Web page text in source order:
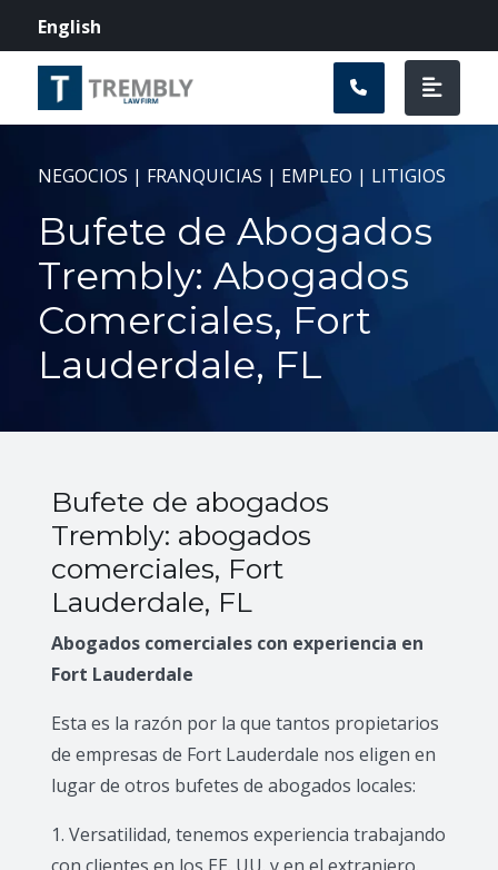
English
NEGOCIOS | FRANQUICIAS | EMPLEO | LITIGIOS
Bufete de Abogados
Trembly: Abogados
Comerciales, Fort
Lauderdale, FL
Bufete de abogados
Trembly: abogados
comerciales, Fort
Lauderdale, FL
Abogados comerciales con experiencia en
Fort Lauderdale
Esta es la razón por la que tantos propietarios
de empresas de Fort Lauderdale nos eligen en
lugar de otros bufetes de abogados locales:
1. Versatilidad, tenemos experiencia trabajando